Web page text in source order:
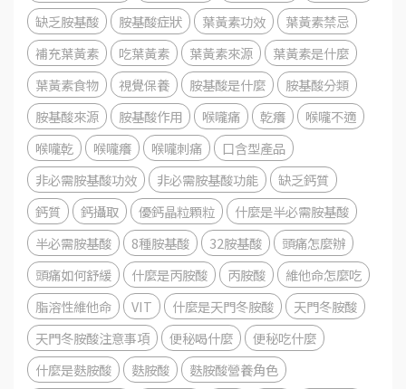
缺乏胺基酸
胺基酸症狀 葉黃素功效
葉黃素禁忌
補充葉黃素
吃葉黃素 葉黃素來源
葉黃素是什麼
葉黃素食物
視覺保養 胺基酸是什麼
胺基酸分類
胺基酸來源
胺基酸作用 喉嚨痛 乾癢
喉嚨不適
喉嚨乾
喉嚨癢 喉嚨刺痛
口含型產品
非必需胺基酸功效
非必需胺基酸功能
缺乏鈣質
鈣質
鈣攝取 優鈣晶粒顆粒
什麼是半必需胺基酸
半必需胺基酸
8種胺基酸 32胺基酸
頭痛怎麼辦
頭痛如何舒緩
什麼是丙胺酸 丙胺酸
維他命怎麼吃
脂溶性維他命
VIT 什麼是天門冬胺酸
天門冬胺酸
天門冬胺酸注意事項
便秘喝什麼
便秘吃什麼
什麼是麩胺酸
麩胺酸
麩胺酸營養角色